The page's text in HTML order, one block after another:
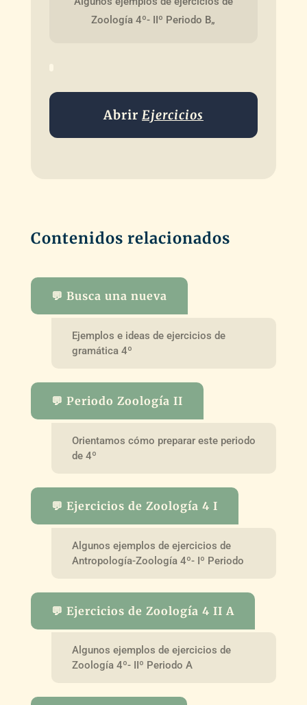
Zoología 4º- IIº Periodo B„
Abrir Ejercicios
Contenidos relacionados
💬 Busca una nueva
Ejemplos e ideas de ejercicios de
gramática 4º
💬 Periodo Zoología II
Orientamos cómo preparar este periodo
de 4º
💬 Ejercicios de Zoología 4 I
Algunos ejemplos de ejercicios de
Antropología-Zoología 4º- Iº Periodo
💬 Ejercicios de Zoología 4 II A
Algunos ejemplos de ejercicios de
Zoología 4º- IIº Periodo A